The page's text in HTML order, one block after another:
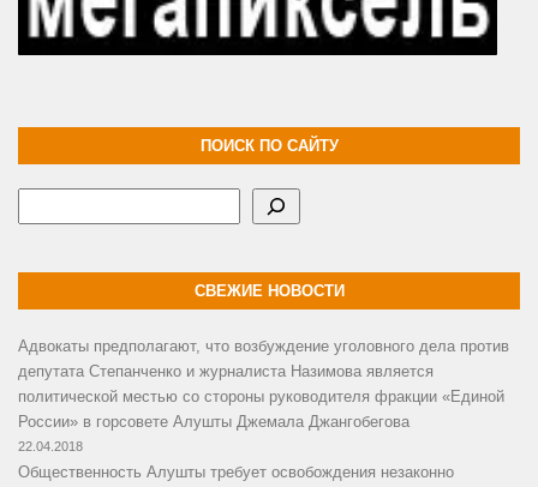
ПОИСК ПО САЙТУ
СВЕЖИЕ НОВОСТИ
Адвокаты предполагают, что возбуждение уголовного дела против
депутата Степанченко и журналиста Назимова является
политической местью со стороны руководителя фракции «Единой
России» в горсовете Алушты Джемала Джангобегова
22.04.2018
Общественность Алушты требует освобождения незаконно